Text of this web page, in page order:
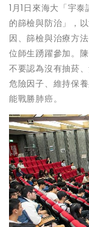
1月1日來海大「宇
的篩檢與防治」，
因、篩檢與治療方
位師生踴躍參加。
不要認為沒有抽菸
危險因子、維持保
能戰勝肺癌。